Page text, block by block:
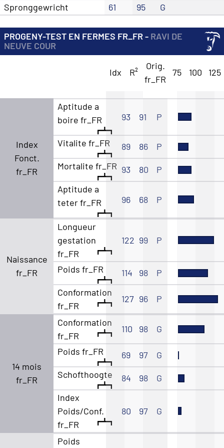
Spronggewricht
61 95 G
PROGENY-TEST EN FERMES FR_FR - RAVI DE
NEUVE COUR
Idx R²
Orig.
fr_FR
75 100 125
Index
Fonct.
fr_FR
Aptitude a
boire fr_FR
93 91 P
Vitalite fr_FR 89 86
P
Mortalite fr_FR 93 80
P
Aptitude a
teter fr_FR
96 68 P
Naissance
fr_FR
Longueur
gestation
fr_FR
122 99 P
Poids fr_FR 114 98
P
Conformation
fr_FR
127 96 P
14 mois
fr_FR
Conformation
fr_FR
110 98 G
Poids fr_FR 69 97
G
Schofthoogte
84 98
G
Index
Poids/Conf.
fr_FR
80 97 G
Poids